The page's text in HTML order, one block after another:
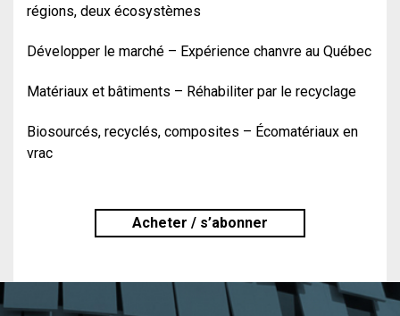
régions, deux écosystèmes
Développer le marché – Expérience chanvre au Québec
Matériaux et bâtiments – Réhabiliter par le recyclage
Biosourcés, recyclés, composites – Écomatériaux en
vrac
Acheter / s’abonner